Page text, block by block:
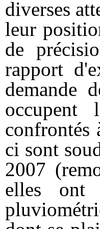
diverses
leur
de
rapport
demande
occupent
confrontés
ci sont
2007
elles ont